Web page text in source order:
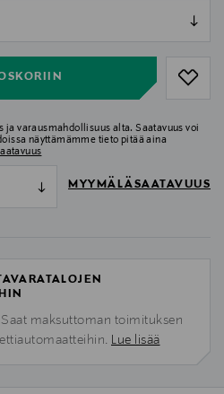
ja varausmahdollisuus alta. Saatavuus voi
näyttämämme tieto pitää aina
MYYMÄLÄSAATAVUUS
maksuttoman toimituksen
Lue lisää